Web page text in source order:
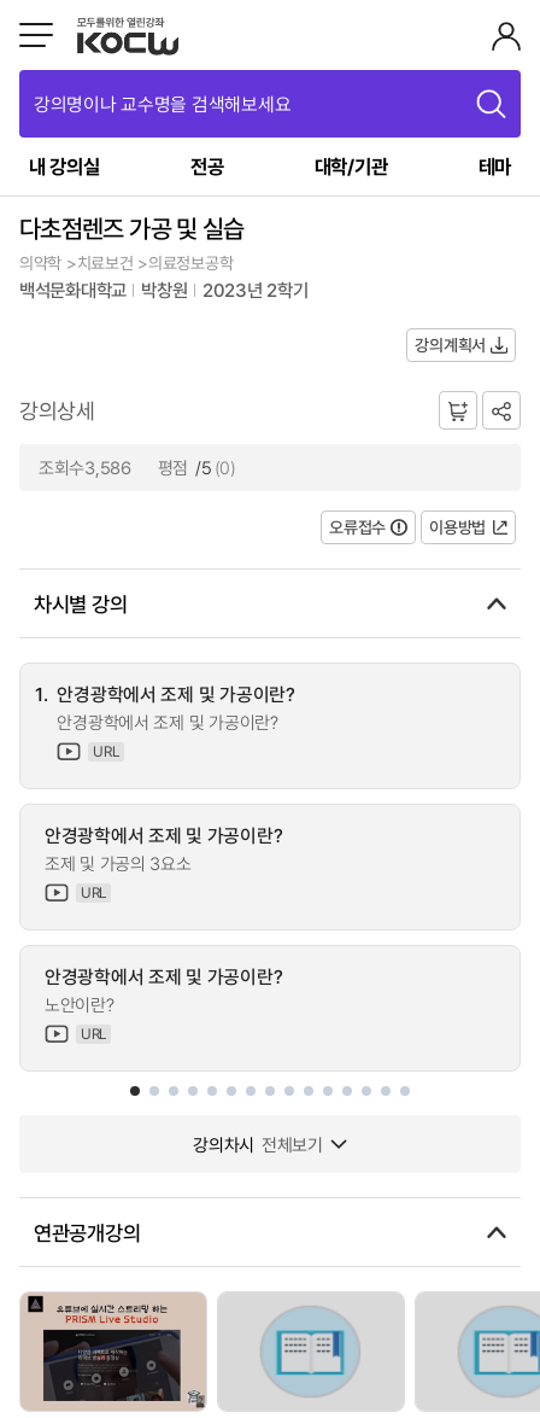
강의명이나 교수명을 검색해보세요
내 강의실 전공 대학/기관 테마
다초점렌즈 가공 및 실습
의약학 >치료보건 >의료정보공학
백석문화대학교 박창원 2023년 2학기
강의계획서
강의상세
조회수3,586 평점 /5 (0)
오류접수 이용방법
차시별 강의
1. 안경광학에서 조제 및 가공이란?
안경광학에서 조제 및 가공이란?
URL
안경광학에서 조제 및 가공이란?
조제 및 가공의 3요소
URL
안경광학에서 조제 및 가공이란?
노안이란?
URL
강의차시 전체보기
연관공개강의